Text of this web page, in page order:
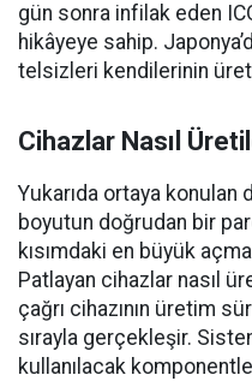
gün sonra infilak eden
hikâyeye sahip.
telsizleri kendilerinin
Cihazlar Nasıl
Yukarıda ortaya konulan
boyutun doğrudan bir
kısımdaki en büyük
Patlayan cihazlar nasıl
çağrı cihazının üretim
sırayla gerçekleşir.
kullanılacak